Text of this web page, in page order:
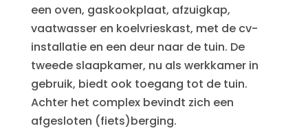
een oven, gaskookplaat, afzuigkap,
vaatwasser en koelvrieskast, met de cv-
installatie en een deur naar de tuin. De
tweede slaapkamer, nu als werkkamer in
gebruik, biedt ook toegang tot de tuin.
Achter het complex bevindt zich een
afgesloten (fiets)berging.